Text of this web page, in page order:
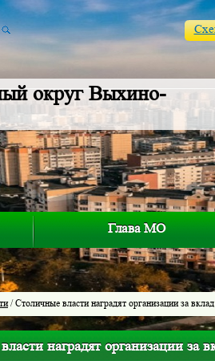
округ Выхино-
Глава МО
/ Столичные власти наградят организации за
наградят организации за